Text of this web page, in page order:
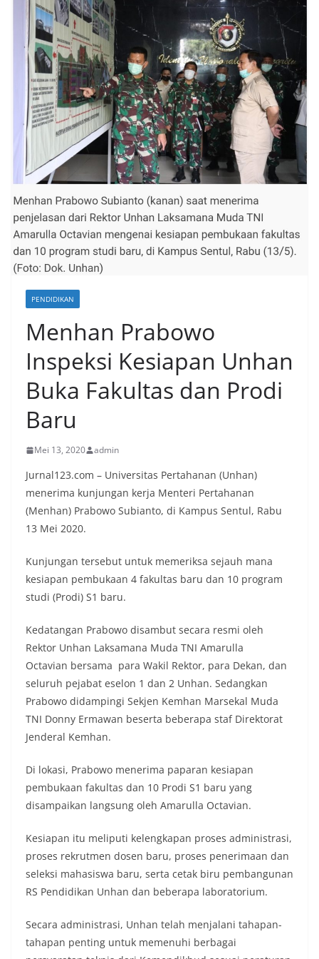
PENDIDIKAN
Menhan Prabowo
Inspeksi Kesiapan Unhan
Buka Fakultas dan Prodi
Baru
Mei 13, 2020 admin
Jurnal123.com – Universitas Pertahanan (Unhan)
menerima kunjungan kerja Menteri Pertahanan
(Menhan) Prabowo Subianto, di Kampus Sentul, Rabu
13 Mei 2020.
Kunjungan tersebut untuk memeriksa sejauh mana
kesiapan pembukaan 4 fakultas baru dan 10 program
studi (Prodi) S1 baru.
Kedatangan Prabowo disambut secara resmi oleh
Rektor Unhan Laksamana Muda TNI Amarulla
Octavian bersama para Wakil Rektor, para Dekan, dan
seluruh pejabat eselon 1 dan 2 Unhan. Sedangkan
Prabowo didampingi Sekjen Kemhan Marsekal Muda
TNI Donny Ermawan beserta beberapa staf Direktorat
Jenderal Kemhan.
Di lokasi, Prabowo menerima paparan kesiapan
pembukaan fakultas dan 10 Prodi S1 baru yang
disampaikan langsung oleh Amarulla Octavian.
Kesiapan itu meliputi kelengkapan proses administrasi,
proses rekrutmen dosen baru, proses penerimaan dan
seleksi mahasiswa baru, serta cetak biru pembangunan
RS Pendidikan Unhan dan beberapa laboratorium.
Secara administrasi, Unhan telah menjalani tahapan-
tahapan penting untuk memenuhi berbagai